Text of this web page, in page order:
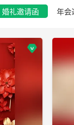
婚礼邀请函 年会